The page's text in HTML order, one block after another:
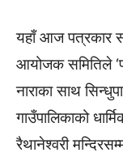
यहाँ आज पत्रकार
आयोजक समितिले
नाराका साथ
गाउँपालिकाको
रैथानेश्वरी